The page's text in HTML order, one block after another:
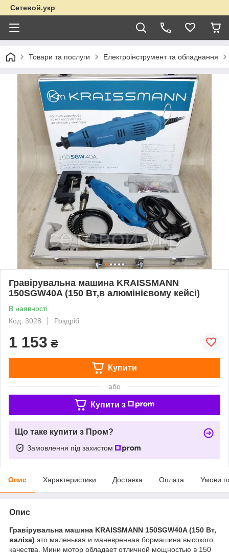
Сетевой.укр
Товари та послуги Електроінструмент та обладнання
Гравірувальна машина KRAISSMANN
150SGW40A (150 Вт,в алюмінієвому кейсі)
В наявності
Код: 3028
Роздріб
1 153 ₴
Купити
або
Купити з
Що таке купити з Пром?
Замовлення під захистом
Опис Характеристики Доставка Оплата Умови
Опис
Гравірувальна машина KRAISSMANN 150SGW40A (150 Вт,
валіза) это маленькая и маневренная бормашина высокого
качества. Мини мотор обладает отличной мощностью в 150